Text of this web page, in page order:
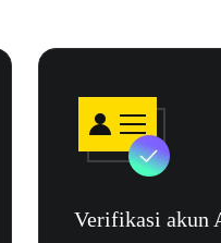
Verifikasi akun